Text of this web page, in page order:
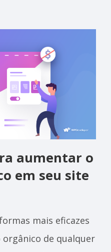
aumentar o
em seu site
mais eficazes
de qualquer